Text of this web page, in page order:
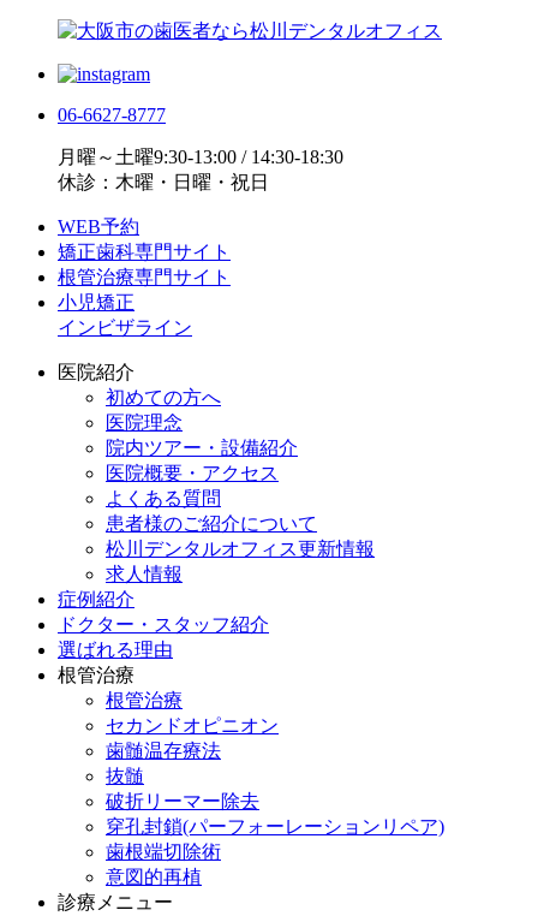
06-6627-8777
月曜～土曜9:30-13:00 / 14:30-18:30
休診：木曜・日曜・祝日
WEB予約
矯正歯科専門サイト
根管治療専門サイト
小児矯正
インビザライン
医院紹介
初めての方へ
医院理念
院内ツアー・設備紹介
医院概要・アクセス
よくある質問
患者様のご紹介について
松川デンタルオフィス更新情報
求人情報
症例紹介
ドクター・スタッフ紹介
選ばれる理由
根管治療
根管治療
セカンドオピニオン
歯髄温存療法
抜髄
破折リーマー除去
穿孔封鎖(パーフォーレーションリペア)
歯根端切除術
意図的再植
診療メニュー